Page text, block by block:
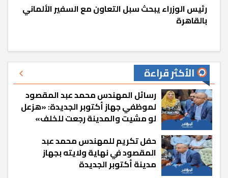
رئيس الوزراء يبحث سبل التعاون مع السفير الألماني
بالقاهرة
الأكثر قراءة
رسائل المهندس محمد عبد المقصود
لموظفي جهاز أكتوبر الجديدة: «هزعل
لو مشيت والمدينة رجعت للخلف»
حفل تكريم للمهندس محمد عبد
المقصود في نهاية ولايته بجهاز
مدينة أكتوبر الجديدة